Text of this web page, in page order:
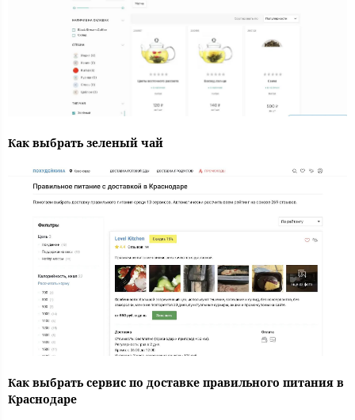
Как выбрать зеленый чай
Как выбрать сервис по доставке правильного питания в
Краснодаре